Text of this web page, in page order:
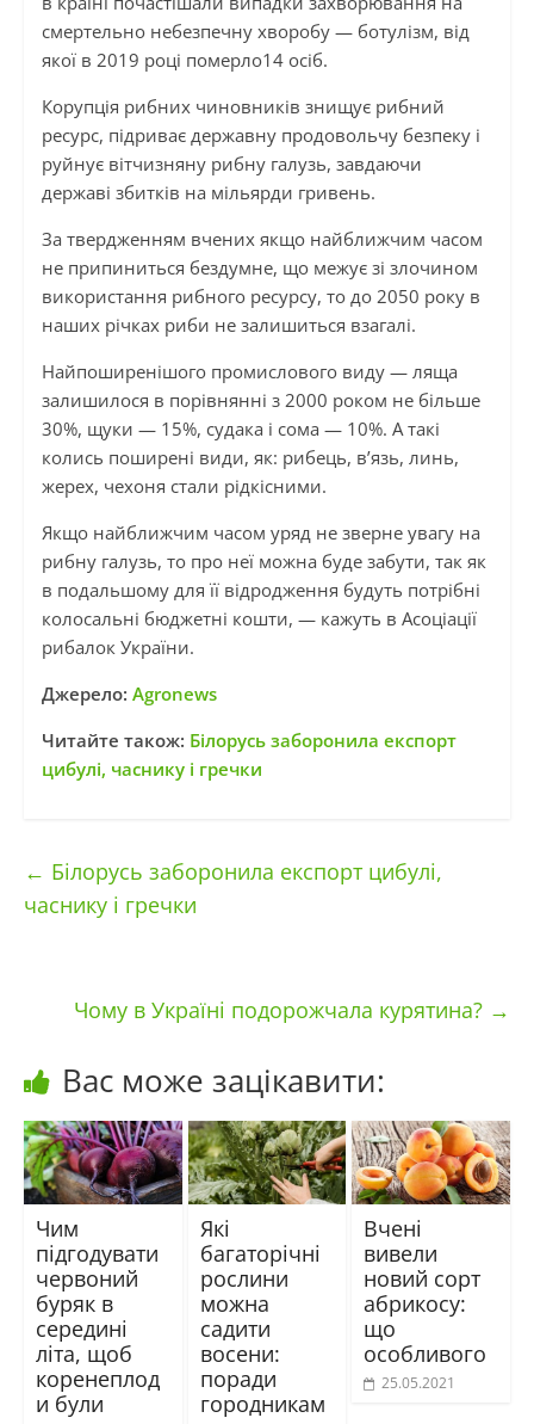
смертельно небезпечну хворобу — ботулізм, від
якої в 2019 році померло14 осіб.
Корупція рибних чиновників знищує рибний
ресурс, підриває державну продовольчу безпеку і
руйнує вітчизняну рибну галузь, завдаючи
державі збитків на мільярди гривень.
За твердженням вчених якщо найближчим часом
не припиниться бездумне, що межує зі злочином
використання рибного ресурсу, то до 2050 року в
наших річках риби не залишиться взагалі.
Найпоширенішого промислового виду — ляща
залишилося в порівнянні з 2000 роком не більше
30%, щуки — 15%, судака і сома — 10%. А такі
колись поширені види, як: рибець, в’язь, линь,
жерех, чехоня стали рідкісними.
Якщо найближчим часом уряд не зверне увагу на
рибну галузь, то про неї можна буде забути, так як
в подальшому для її відродження будуть потрібні
колосальні бюджетні кошти, — кажуть в Асоціації
рибалок України.
Джерело: Agronews
Читайте також: Білорусь заборонила експорт
цибулі, часнику і гречки
← Білорусь заборонила експорт цибулі,
часнику і гречки
Чому в Україні подорожчала курятина? →
Вас може зацікавити:
Чим
підгодувати
червоний
буряк в
середині
літа, щоб
коренеплод
и були
Які
багаторічні
рослини
можна
садити
восени:
поради
городникам
Вчені
вивели
новий сорт
абрикосу:
що
особливого
25.05.2021